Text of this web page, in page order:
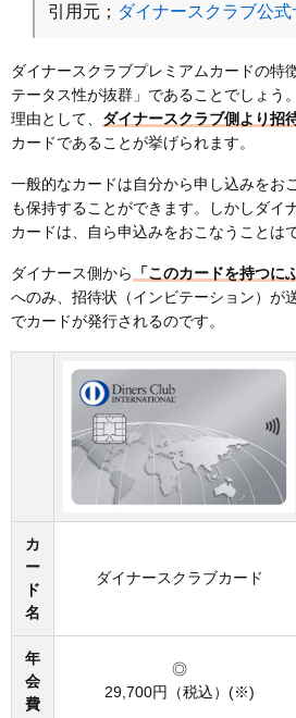
引用元； ダイナースクラブ公式
ダイナースクラブプレミアムカードの特
テータス性が抜群」であることでしょう
理由として、 ダイナースクラブ側より招
カードであることが挙げられます。
一般的なカードは自分から申し込みをお
も保持することができます。しかしダイ
カードは、自ら申込みをおこなうことは
ダイナース側から 「このカードを持つに
へのみ、招待状（インビテーション）が
でカードが発行されるのです。
カ
ー
ド
名
ダイナースクラブカード
年
会
費
◎
29,700円（税込）(※)